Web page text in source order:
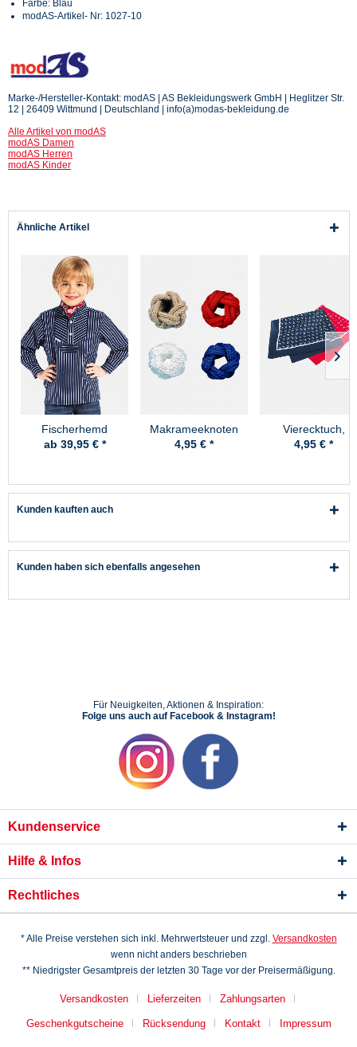
Farbe: Blau
modAS-Artikel- Nr: 1027-10
Marke-/Hersteller-Kontakt: modAS | AS Bekleidungswerk GmbH | Heglitzer Str.
12 | 26409 Wittmund | Deutschland | info(a)modas-bekleidung.de
Alle Artikel von modAS
modAS Damen
modAS Herren
modAS Kinder
Ähnliche Artikel
Fischerhemd
Original breit
ab 39,95 € *
Makrameeknoten
4,95 € *
Vierecktuch,
54x54cm, Anker
4,95 € *
Kunden kauften auch
Kunden haben sich ebenfalls angesehen
Für Neuigkeiten, Aktionen & Inspiration:
Folge uns auch auf Facebook & Instagram!
Kundenservice
Hilfe & Infos
Rechtliches
* Alle Preise verstehen sich inkl. Mehrwertsteuer und zzgl. Versandkosten
wenn nicht anders beschrieben
** Niedrigster Gesamtpreis der letzten 30 Tage vor der Preisermäßigung.
Versandkosten Lieferzeiten Zahlungsarten
Geschenkgutscheine Rücksendung Kontakt Impressum